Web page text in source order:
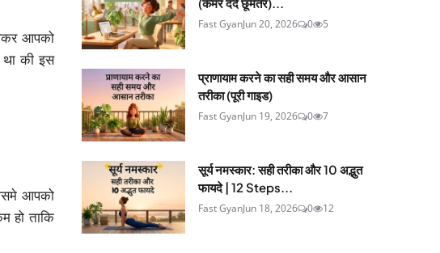
आपको
था की इस
आपको
हो ताकि
Fast GyanJun 20, 2026 0 5
प्राणायाम करने का सही समय और आसान
तरीका (पूरी गाइड)
Fast GyanJun 19, 2026 0 7
सूर्य नमस्कार: सही तरीका और 10 अद्भुत
फायदे | 12 Steps...
Fast GyanJun 18, 2026 0 12